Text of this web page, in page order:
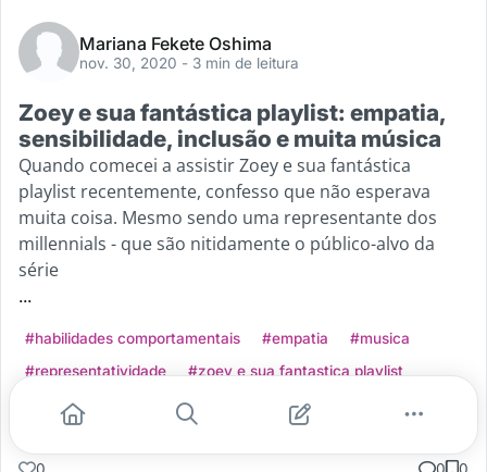
Mariana Fekete Oshima
nov. 30, 2020 - 3 min de leitura
Zoey e sua fantástica playlist: empatia,
sensibilidade, inclusão e muita música
Quando comecei a assistir Zoey e sua fantástica
playlist recentemente, confesso que não esperava
muita coisa. Mesmo sendo uma representante dos
millennials - que são nitidamente o público-alvo da
série
...
#habilidades comportamentais #empatia
#musica
#representatividade
#zoey e sua fantastica playlist
Leia mais
0 0 0